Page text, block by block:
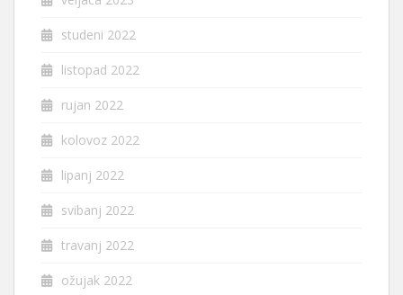
studeni 2022
listopad 2022
rujan 2022
kolovoz 2022
lipanj 2022
svibanj 2022
travanj 2022
ožujak 2022